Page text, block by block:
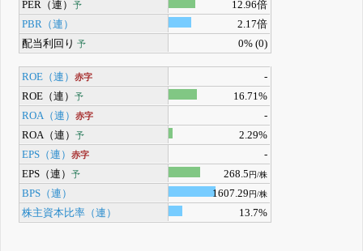
PER（連）予
12.96倍
PBR（連）
2.17倍
配当利回り 予 0% (0)
ROE（連）赤字
-
ROE（連）予
16.71%
ROA（連）赤字
-
ROA（連）予
2.29%
EPS（連）赤字
-
EPS（連）予 268.5円/株
BPS（連） 1607.29円/株
株主資本比率（連） 13.7%